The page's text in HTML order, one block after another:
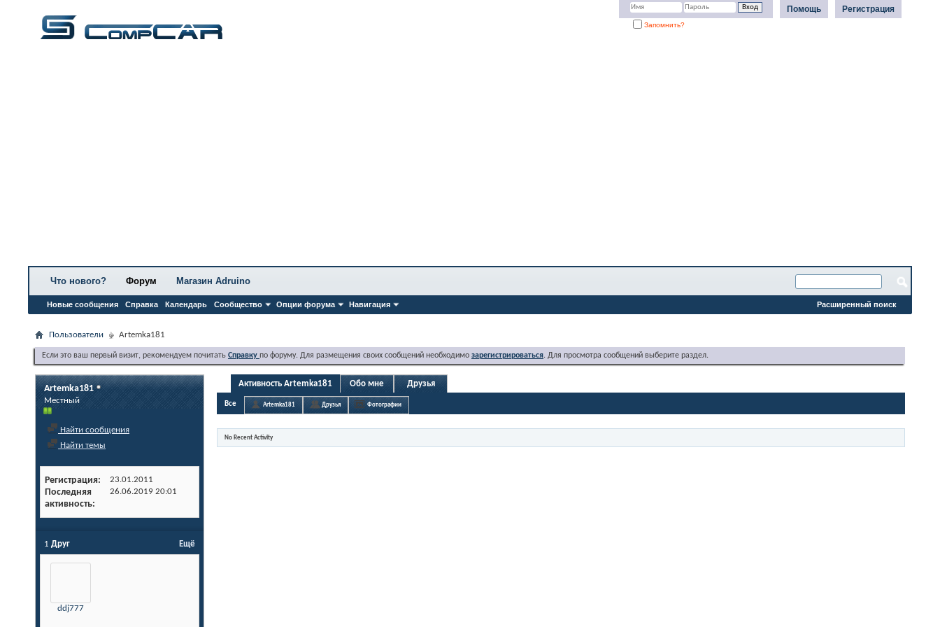
Регистрация
Помощь
Запомнить?
Что нового? Форум
Новые сообщения Справка Календарь Сообщество Опции форума Навигация
Магазин Adruino
Расширенный поиск
Пользователи Artemka181
Если это ваш первый визит, рекомендуем почитать Справку по форуму. Для размещения своих сообщений необходимо зарегистрироваться. Для просмотра сообщений выберите раздел.
Artemka181
Местный
Найти сообщения
Найти темы
Регистрация 23.01.2011
Последняя
активность
26.06.2019 20:01
Ещё
1 Друг
ddj777
Активность Artemka181 Обо мне Друзья
Все Artemka181 Друзья Фотографии
No Recent Activity